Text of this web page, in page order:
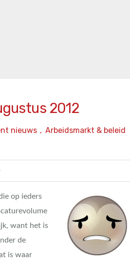
2012
Arbeidsmarkt & beleid
nieuws ,
op ieders
want het is
de
is waar